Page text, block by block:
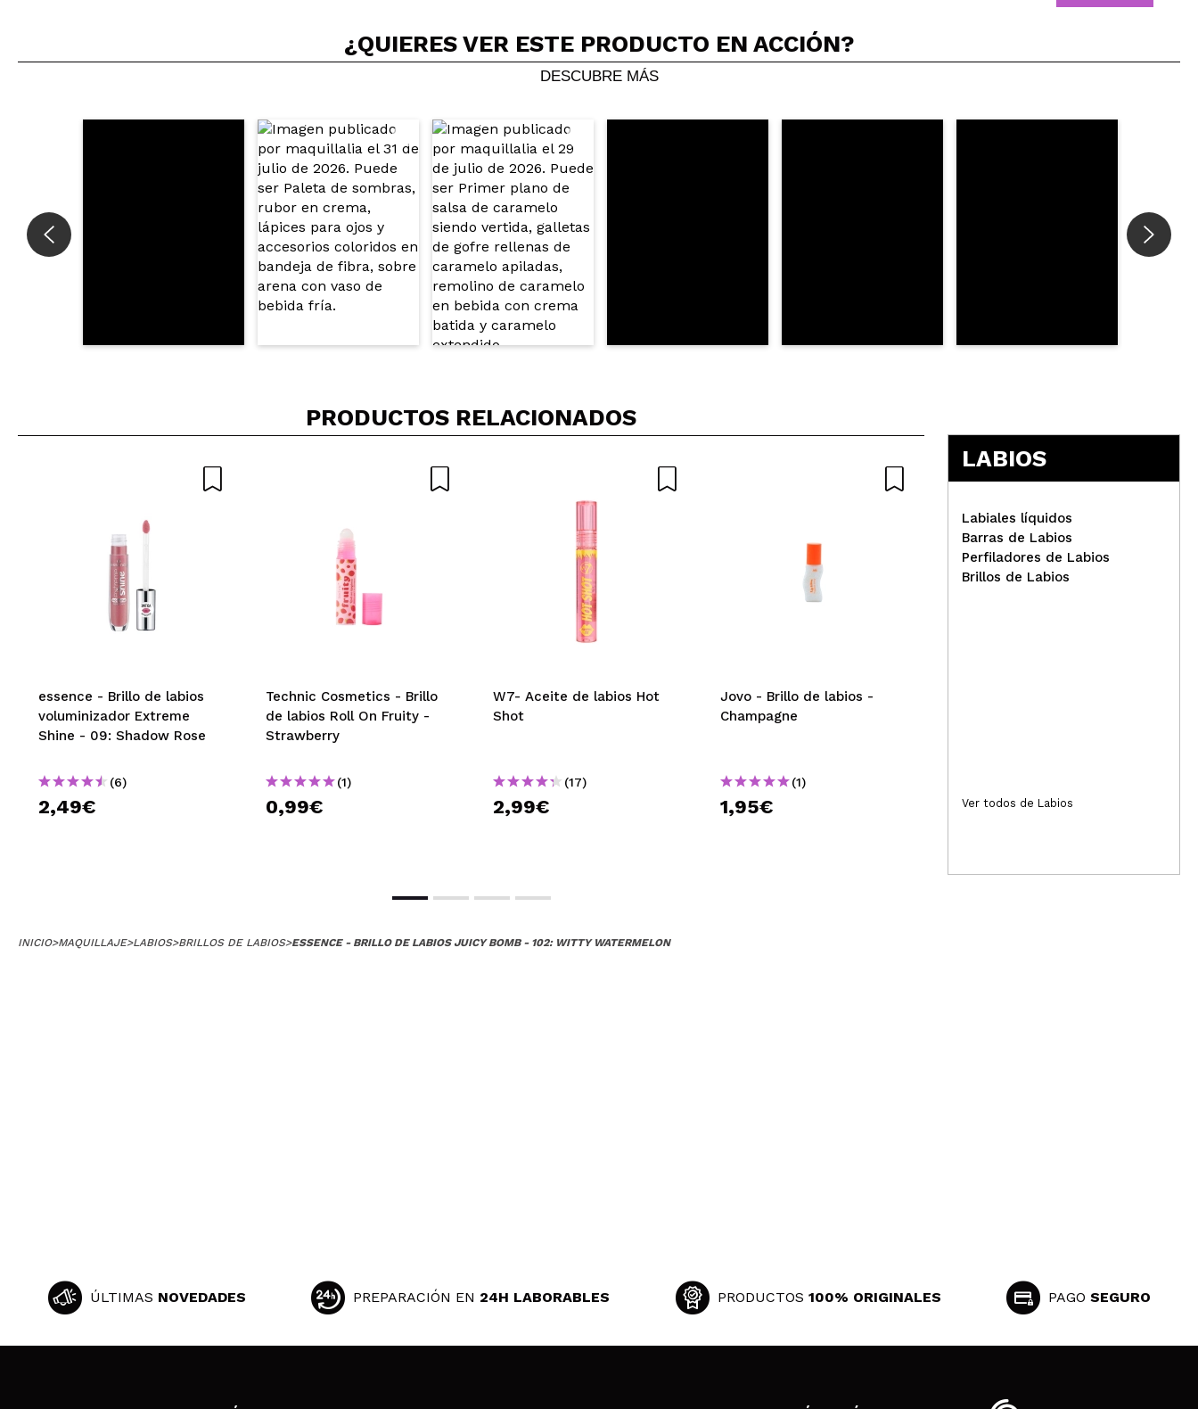
¿QUIERES VER ESTE PRODUCTO EN ACCIÓN?
DESCUBRE MÁS
PRODUCTOS RELACIONADOS
essence - Brillo de labios
voluminizador Extreme
Shine - 09: Shadow Rose
(6)
2,49€
Technic Cosmetics - Brillo
de labios Roll On Fruity -
Strawberry
(1)
0,99€
W7- Aceite de labios Hot
Shot
(17)
2,99€
Jovo - Brillo de labios -
Champagne
(1)
1,95€ 3,49€
LABIOS
Labiales líquidos
Barras de Labios
Perfiladores de Labios
Brillos de Labios
Ver todos de Labios
INICIO>MAQUILLAJE>LABIOS>BRILLOS DE LABIOS>ESSENCE - BRILLO DE LABIOS JUICY BOMB - 102: WITTY WATERMELON
ÚLTIMAS NOVEDADES PREPARACIÓN EN 24H LABORABLES PRODUCTOS 100% ORIGINALES PAGO SEGURO